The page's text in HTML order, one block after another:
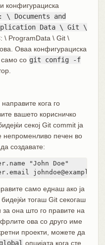
конфигурациска
\ Documents and
Data \ Git \
\ ProgramData \ Git \
Оваа конфигурациска
со git config -f
кога го
вашето корисничко
секој Git commit ја
непроменливо печен во
создавате:
"John Doe"
само еднаш ако ја
, бидејќи тогаш Git секогаш
она што го правите на
ова со друго име
проекти, можете да
опцијата кога сте